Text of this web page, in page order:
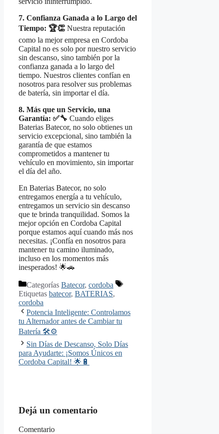
7. Confianza Ganada a lo Largo del
Tiempo: 🏆👏 Nuestra reputación
como la mejor empresa en Cordoba
Capital no es solo por nuestro servicio
sin descanso, sino también por la
confianza ganada a lo largo del
tiempo. Nuestros clientes confían en
nosotros para resolver sus problemas
de batería, sin importar el día.
8. Más que un Servicio, una
Garantía: ✅🔧 Cuando eliges
Baterias Batecor, no solo obtienes un
servicio excepcional, sino también la
garantía de que estamos
comprometidos a mantener tu
vehículo en movimiento, sin importar
el día del año.
En Baterias Batecor, no solo
entregamos energía a tu vehículo,
entregamos un servicio sin descanso
que te brinda tranquilidad. Somos la
mejor opción en Cordoba Capital
porque estamos aquí cuando más nos
necesitas. ¡Confía en nosotros para
mantener tu camino iluminado,
incluso en los momentos más
inesperados! 🌟🚗
Categorías Batecor, cordoba
Etiquetas batecor, BATERIAS,
cordoba
Potencia Inteligente: Controlamos
tu Alternador antes de Cambiar tu
Batería 🛠️⚙️
Sin Días de Descanso, Solo Días
para Ayudarte: ¡Somos Únicos en
Cordoba Capital! 🌟🔋
Dejá un comentario
Comentario